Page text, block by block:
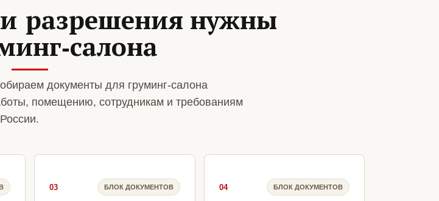
разрешения нужны
салона
документы для груминг-салона
помещению, сотрудникам и требованиям
03 БЛОК ДОКУМЕНТОВ 04 БЛОК ДОКУМЕНТОВ